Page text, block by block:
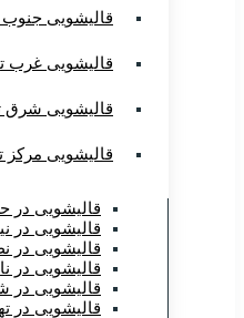
قالیشویی جنوب
قالیشویی غرب
قالیشویی شرق
قالیشویی مرکز
قالیشویی در
قالیشویی در
قالیشویی در
قالیشویی در
قالیشویی در
قالیشویی در